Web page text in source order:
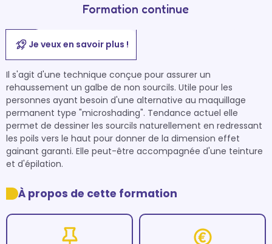
Formation continue
Je veux en savoir plus !
Il s'agit d'une technique conçue pour assurer un
rehaussement un galbe de non sourcils. Utile pour les
personnes ayant besoin d'une alternative au maquillage
permanent type "microshading". Tendance actuel elle
permet de dessiner les sourcils naturellement en redressant
les poils vers le haut pour donner de la dimension effet
gainant garanti. Elle peut-être accompagnée d'une teinture
et d'épilation.
À propos de cette formation